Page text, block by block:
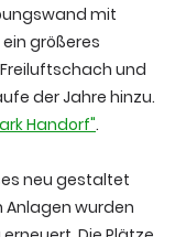
mit
größeres
und
der Jahre hinzu.
Handorf".
neu gestaltet
wurden